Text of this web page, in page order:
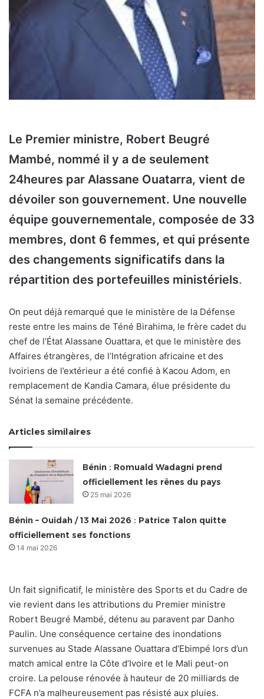
Le Premier ministre, Robert Beugré
Mambé, nommé il y a de seulement
24heures par Alassane Ouatarra, vient de
dévoiler son gouvernement. Une nouvelle
équipe gouvernementale, composée de 33
membres, dont 6 femmes, et qui présente
des changements significatifs dans la
répartition des portefeuilles ministériels.
On peut déjà remarqué que le ministère de la Défense
reste entre les mains de Téné Birahima, le frère cadet du
chef de l’État Alassane Ouattara, et que le ministère des
Affaires étrangères, de l’Intégration africaine et des
Ivoiriens de l’extérieur a été confié à Kacou Adom, en
remplacement de Kandia Camara, élue présidente du
Sénat la semaine précédente.
Articles similaires
Bénin : Romuald Wadagni prend
officiellement les rênes du pays
25 mai 2026
Bénin – Ouidah / 13 Mai 2026 : Patrice Talon quitte
officiellement ses fonctions
14 mai 2026
Un fait significatif, le ministère des Sports et du Cadre de
vie revient dans les attributions du Premier ministre
Robert Beugré Mambé, détenu au paravent par Danho
Paulin. Une conséquence certaine des inondations
survenues au Stade Alassane Ouattara d’Ebimpé lors d’un
match amical entre la Côte d’Ivoire et le Mali peut-on
croire. La pelouse rénovée à hauteur de 20 milliards de
FCFA n’a malheureusement pas résisté aux pluies.